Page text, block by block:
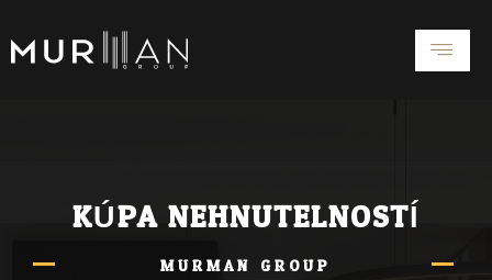
na
obsah
KÚPA NEHNUTELNOSTÍ
MURMAN GROUP